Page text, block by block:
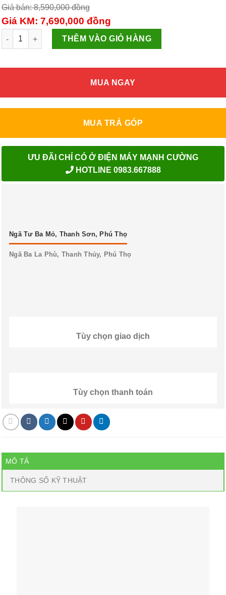
Giá bán: 8,590,000đồng
Giá KM: 7,690,000 đồng
Tủ lạnh Navi Cooling AQR-IG288EN số lượng
THÊM VÀO GIỎ HÀNG
MUA NGAY
MUA TRẢ GÓP
ƯU ĐÃI CHỈ CÓ Ở ĐIỆN MÁY MẠNH CƯỜNG
HOTLINE 0983.667888
Ngã Tư Ba Mỏ, Thanh Sơn, Phú Thọ
Ngã Ba La Phù, Thanh Thủy, Phú Thọ
Tùy chọn giao dịch
Tùy chọn thanh toán
MÔ TẢ
THÔNG SỐ KỸ THUẬT